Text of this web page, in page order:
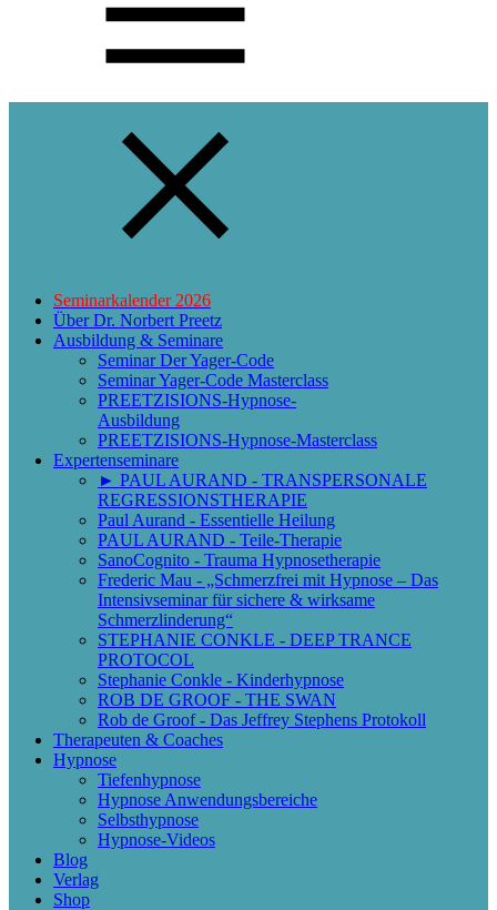
Seminarkalender 2026
Über Dr. Norbert Preetz
Ausbildung & Seminare
Seminar Der Yager-Code
Seminar Yager-Code Masterclass
PREETZISIONS-Hypnose-
Ausbildung
PREETZISIONS-Hypnose-Masterclass
Expertenseminare
► PAUL AURAND - TRANSPERSONALE
REGRESSIONSTHERAPIE
Paul Aurand - Essentielle Heilung
PAUL AURAND - Teile-Therapie
SanoCognito - Trauma Hypnosetherapie
Frederic Mau - „Schmerzfrei mit Hypnose – Das
Intensivseminar für sichere & wirksame
Schmerzlinderung“
STEPHANIE CONKLE - DEEP TRANCE
PROTOCOL
Stephanie Conkle - Kinderhypnose
ROB DE GROOF - THE SWAN
Rob de Groof - Das Jeffrey Stephens Protokoll
Therapeuten & Coaches
Hypnose
Tiefenhypnose
Hypnose Anwendungsbereiche
Selbsthypnose
Hypnose-Videos
Blog
Verlag
Shop